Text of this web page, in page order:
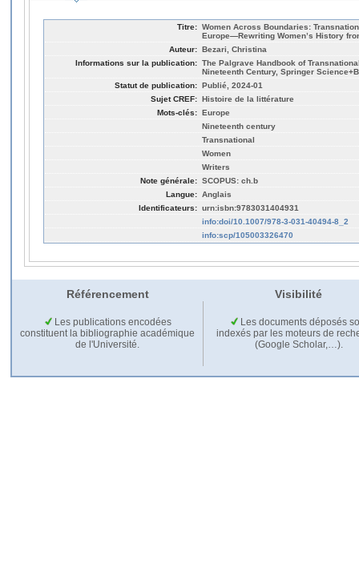
Titre: Women Across Boundaries:
Europe—Rewriting Women’s History
Auteur: Bezari, Christina
Informations sur la publication: The Palgrave Handbook of
Nineteenth Century, Springer
Statut de publication: Publié, 2024-01
Sujet CREF: Histoire de la littérature
Mots-clés: Europe
Nineteenth century
Transnational
Women
Writers
Note générale: SCOPUS: ch.b
Langue: Anglais
Identificateurs: urn:isbn:9783031404931
info:doi/10.1007/978-3-031-40494-8_2
info:scp/105003326470
Référencement Visibilité
Les publications encodées
constituent la bibliographie académique
de l'Université.
Les documents déposés
indexés par les moteurs de
(Google Scholar,…).